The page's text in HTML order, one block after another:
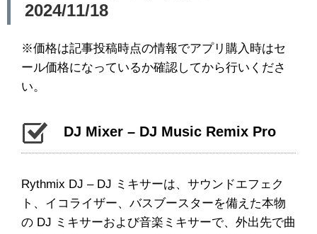
2024/11/18
※価格は記事投稿時点の情報でアプリ購入時はセ
ール価格になっているか確認してから行いくださ
い。
DJ Mixer – DJ Music Remix Pro
Rythmix DJ – DJ ミキサーは、サウンドエフェク
ト、イコライザー、バスブースターを備えた本物
の DJ ミキサーおよび音楽ミキサーで、外出先で曲